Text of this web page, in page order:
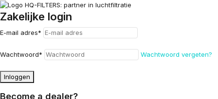
Zakelijke login
E-mail adres*
Wachtwoord* Wachtwoord vergeten?
Inloggen
Become a dealer?